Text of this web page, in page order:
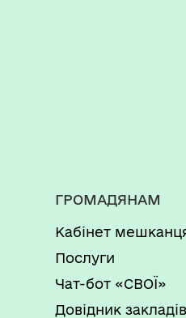
ГРОМАДЯНАМ
Кабінет
Послуги
Чат-бот «СВОЇ»
Довідник закладів